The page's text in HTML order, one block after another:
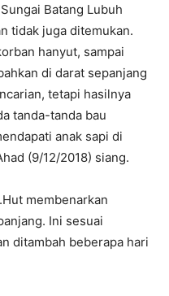
Batang Lubuh
tidak juga ditemukan.
hanyut, sampai
di darat sepanjang
tetapi hasilnya
tanda-tanda bau
anak sapi di
(9/12/2018) siang.
membenarkan
Ini sesuai
ditambah beberapa hari